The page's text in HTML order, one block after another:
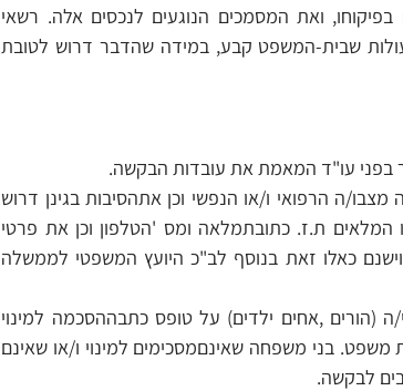
ואת המסמכים הנוגעים לנכסים אלה. רשאי
שבית-המשפט קבע, במידה שהדבר דרוש לטובת
בפני עו"ד המאמת את עובדות הבקשה.
ה הרפואי ו/או הנפשי וכן אתהסיבות בגינן דרוש
המלאים ת.ז. כתובתמלאה ומס 'הטלפון וכן את פרטי
(ראה סעיף 3 להלן) במידה וישנם כאלו זאת בנוסף לב"כ היועץ המשפטי לממשלה
,אחים ילדים) על טופס כתבההסכמה למינוי
בני משפחה שאינםמסכימים למינוי ו/או שאינם
לבקשה.